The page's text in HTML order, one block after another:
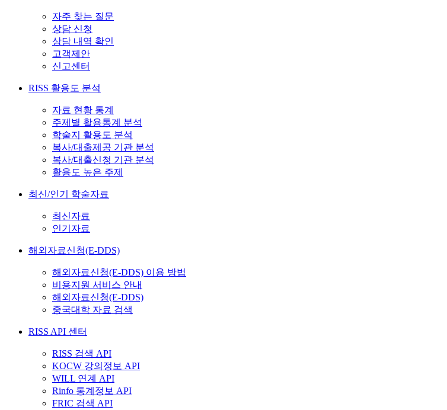
자주 찾는 질문
상담 신청
상담 내역 확인
고객제안
신고센터
RISS 활용도 분석
자료 현황 통계
주제별 활용통계 분석
학술지 활용도 분석
복사/대출제공 기관 분석
복사/대출신청 기관 분석
활용도 높은 주제
최신/인기 학술자료
최신자료
인기자료
해외자료신청(E-DDS)
해외자료신청(E-DDS) 이용 방법
비용지원 서비스 안내
해외자료신청(E-DDS)
중국대학 자료 검색
RISS API 센터
RISS 검색 API
KOCW 강의정보 API
WILL 연계 API
Rinfo 통계정보 API
FRIC 검색 API